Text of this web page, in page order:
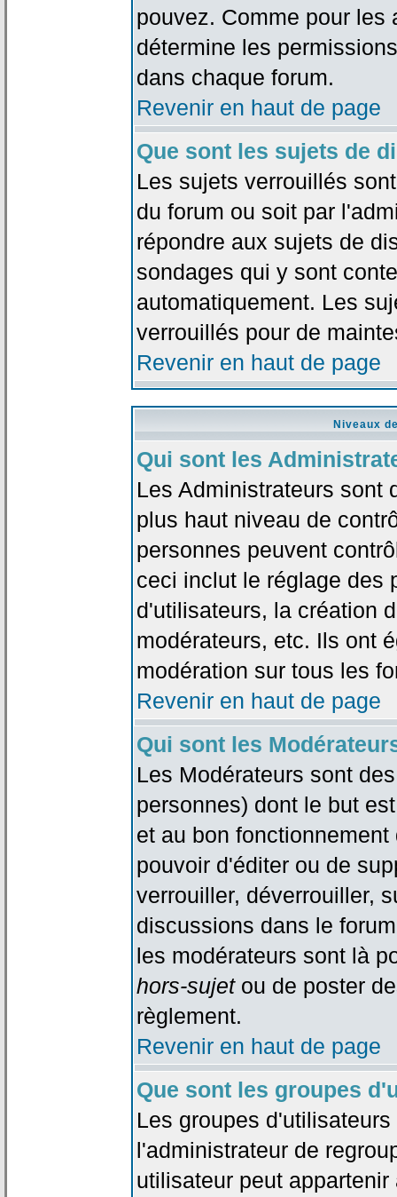
pouvez. Comme pour les
détermine les
dans chaque forum.
Revenir en haut de page
Que sont les sujets de
Les sujets verrouillés
du forum ou soit par
répondre aux sujets de
sondages qui y sont
automatiquement. Les
verrouillés pour de
Revenir en haut de page
Niveaux
Qui sont les
Les Administrateurs sont
plus haut niveau de
personnes peuvent
ceci inclut le réglage des
d'utilisateurs, la création
modérateurs, etc. Ils ont
modération sur tous les
Revenir en haut de page
Qui sont les
Les Modérateurs sont
personnes) dont le but
et au bon
pouvoir d'éditer ou de
verrouiller, déverrouiller,
discussions dans le
les modérateurs sont là
hors-sujetou de poster
règlement.
Revenir en haut de page
Que sont les groupes
Les groupes
l'administrateur de
utilisateur peut